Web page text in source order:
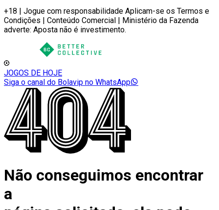
+18 | Jogue com responsabilidade Aplicam-se os Termos e
Condições | Conteúdo Comercial | Ministério da Fazenda
adverte: Aposta não é investimento.
JOGOS DE HOJE
Siga o canal do Bolavip no WhatsApp
Não conseguimos encontrar
a